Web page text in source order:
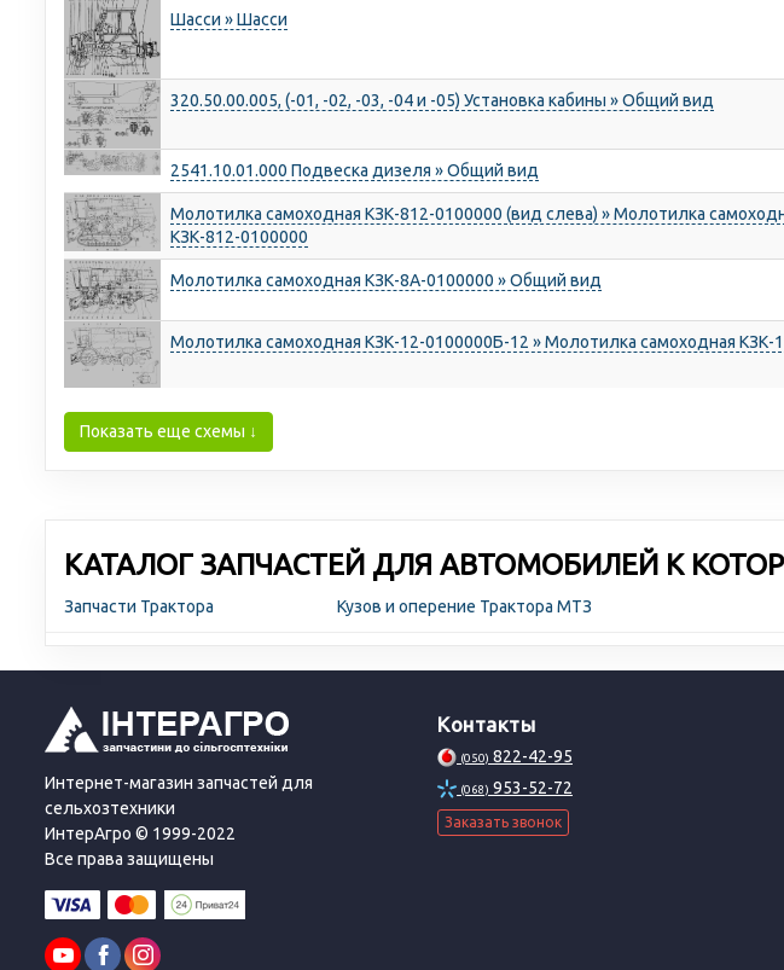
Шасси » Шасси
320.50.00.005, (-01, -02, -03, -04 и -05) Установка кабины » Общий вид
2541.10.01.000 Подвеска дизеля » Общий вид
Молотилка самоходная КЗК-812-0100000 (вид слева) » Молотилка
КЗК-812-0100000
Молотилка самоходная КЗК-8А-0100000 » Общий вид
Молотилка самоходная КЗК-12-0100000Б-12 » Молотилка самоходная КЗК-
Показать еще схемы ↓
КАТАЛОГ ЗАПЧАСТЕЙ ДЛЯ АВТОМОБИЛЕЙ К
Запчасти Трактора Кузов и оперение Трактора МТЗ
Интернет-магазин запчастей для
сельхозтехники
ИнтерАгро © 1999-2022
Все права защищены
Контакты
(050) 822-42-95
(068) 953-52-72
Заказать звонок